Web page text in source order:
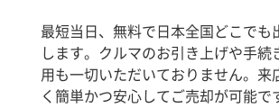
最短当日、無料で日本全国どこでも
します。クルマのお引き上げや手続
用も一切いただいておりません。来
く簡単かつ安心してご売却が可能で